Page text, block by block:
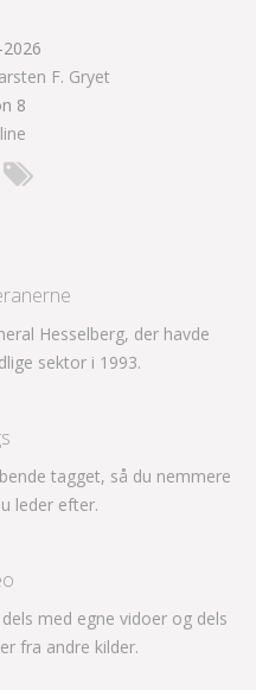
F. Gryet
8
Hesselberg, der havde
sektor i 1993.
tagget, så du nemmere
leder efter.
med egne vidoer og dels
fra andre kilder.